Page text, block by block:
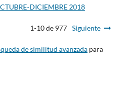
DICIEMBRE 2018
1-10 de 977 Siguiente
de similitud avanzadapara